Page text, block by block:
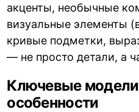
акценты, необычные
визуальные элементы
кривые подметки,
— не просто детали, а
Ключевые модели
особенности